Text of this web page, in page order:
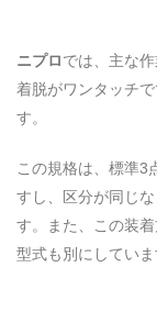
ニプロでは、主な
着脱がワンタッチ
す。
この規格は、標準3
すし、区分が同じ
す。また、この装
型式も別にしていま